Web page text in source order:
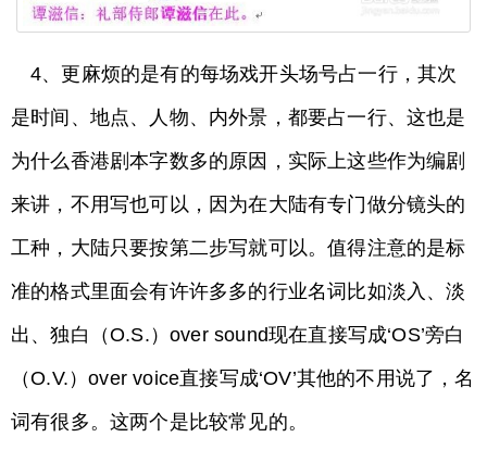
4、更麻烦的是有的每场戏开头场号占一行，其次
是时间、地点、人物、内外景，都要占一行、这也是
为什么香港剧本字数多的原因，实际上这些作为编剧
来讲，不用写也可以，因为在大陆有专门做分镜头的
工种，大陆只要按第二步写就可以。值得注意的是标
准的格式里面会有许许多多的行业名词比如淡入、淡
出、独白（O.S.）over sound现在直接写成‘OS’旁白
（O.V.）over voice直接写成‘OV’其他的不用说了，名
词有很多。这两个是比较常见的。